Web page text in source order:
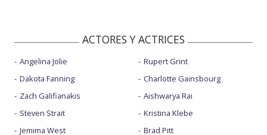
ACTORES Y ACTRICES
Angelina Jolie
Dakota Fanning
Zach Galifianakis
Steven Strait
Jemima West
Rupert Grint
Charlotte Gainsbourg
Aishwarya Rai
Kristina Klebe
Brad Pitt